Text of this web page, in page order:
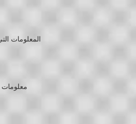
المعلومات
معلومات